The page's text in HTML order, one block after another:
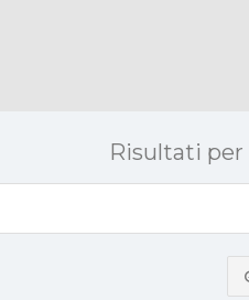
Risultati per